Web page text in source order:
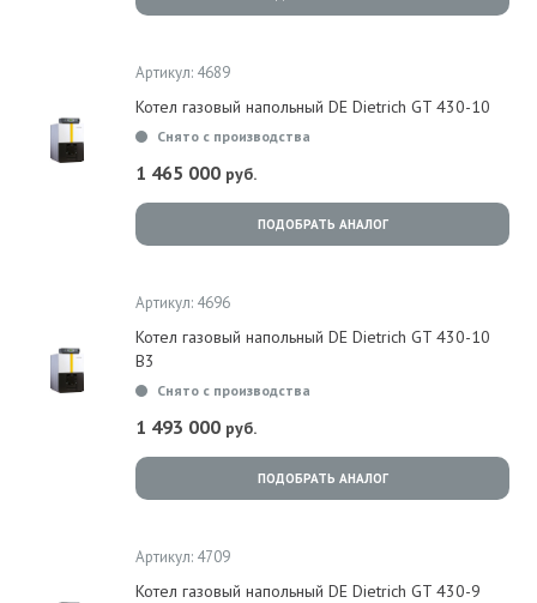
Артикул: 4689
Котел газовый напольный DE Dietrich GT 430-10
Снято с производства
1 465 000 руб.
ПОДОБРАТЬ АНАЛОГ
Артикул: 4696
Котел газовый напольный DE Dietrich GT 430-10
B3
Снято с производства
1 493 000 руб.
ПОДОБРАТЬ АНАЛОГ
Артикул: 4709
Котел газовый напольный DE Dietrich GT 430-9